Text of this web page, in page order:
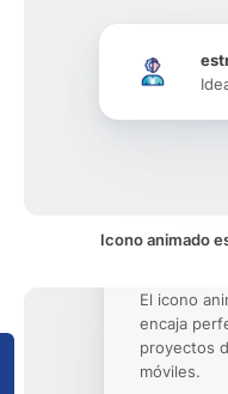
Icono animado
El icono
encaja
proyectos
móviles.